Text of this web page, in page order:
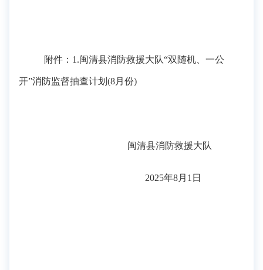
附件： 1.闽清县消防救援大队“双随机、一公
开”消防监督抽查计划 (8月份)
闽清县消防救援大队
2025年8月 1 日